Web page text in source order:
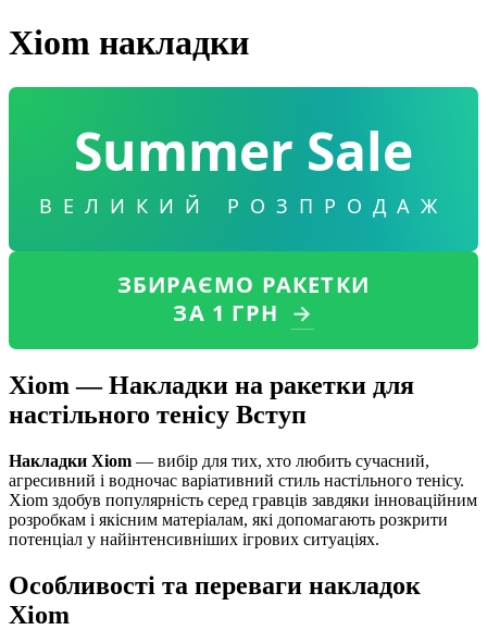
Xiom накладки
Summer Sale
ВЕЛИКИЙ РОЗПРОДАЖ
ЗБИРАЄМО РАКЕТКИ
ЗА 1 ГРН →
Xiom — Накладки на ракетки для
настільного тенісу Вступ
Накладки Xiom — вибір для тих, хто любить сучасний,
агресивний і водночас варіативний стиль настільного тенісу.
Xiom здобув популярність серед гравців завдяки інноваційним
розробкам і якісним матеріалам, які допомагають розкрити
потенціал у найінтенсивніших ігрових ситуаціях.
Особливості та переваги накладок
Xiom